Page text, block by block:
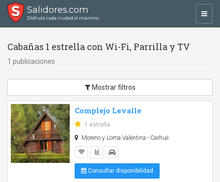
Salidores.com
Disfrutá cada ciudad al máximo
Cabañas 1 estrella con Wi-Fi, Parrilla y TV
1 publicaciones
Mostrar filtros
Complejo Levalle
1 estrella
Moreno y Loma Valentina - Carhué
Consultar disponibilidad